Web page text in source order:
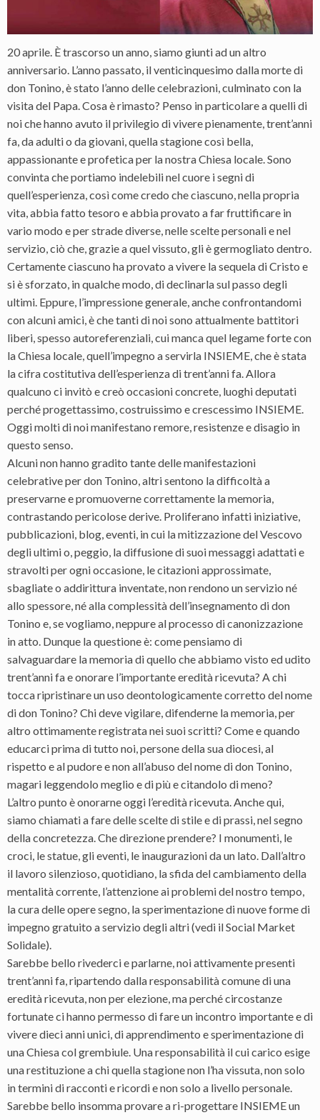
20 aprile. È trascorso un anno, siamo giunti ad un altro
anniversario. L’anno passato, il venticinquesimo dalla morte di
don Tonino, è stato l’anno delle celebrazioni, culminato con la
visita del Papa. Cosa è rimasto? Penso in particolare a quelli di
noi che hanno avuto il privilegio di vivere pienamente, trent’anni
fa, da adulti o da giovani, quella stagione così bella,
appassionante e profetica per la nostra Chiesa locale. Sono
convinta che portiamo indelebili nel cuore i segni di
quell’esperienza, così come credo che ciascuno, nella propria
vita, abbia fatto tesoro e abbia provato a far fruttificare in
vario modo e per strade diverse, nelle scelte personali e nel
servizio, ciò che, grazie a quel vissuto, gli è germogliato dentro.
Certamente ciascuno ha provato a vivere la sequela di Cristo e
si è sforzato, in qualche modo, di declinarla sul passo degli
ultimi. Eppure, l’impressione generale, anche confrontandomi
con alcuni amici, è che tanti di noi sono attualmente battitori
liberi, spesso autoreferenziali, cui manca quel legame forte con
la Chiesa locale, quell’impegno a servirla INSIEME, che è stata
la cifra costitutiva dell’esperienza di trent’anni fa. Allora
qualcuno ci invitò e creò occasioni concrete, luoghi deputati
perché progettassimo, costruissimo e crescessimo INSIEME.
Oggi molti di noi manifestano remore, resistenze e disagio in
questo senso.
Alcuni non hanno gradito tante delle manifestazioni
celebrative per don Tonino, altri sentono la difficoltà a
preservarne e promuoverne correttamente la memoria,
contrastando pericolose derive. Proliferano infatti iniziative,
pubblicazioni, blog, eventi, in cui la mitizzazione del Vescovo
degli ultimi o, peggio, la diffusione di suoi messaggi adattati e
stravolti per ogni occasione, le citazioni approssimate,
sbagliate o addirittura inventate, non rendono un servizio né
allo spessore, né alla complessità dell’insegnamento di don
Tonino e, se vogliamo, neppure al processo di canonizzazione
in atto. Dunque la questione è: come pensiamo di
salvaguardare la memoria di quello che abbiamo visto ed udito
trent’anni fa e onorare l’importante eredità ricevuta? A chi
tocca ripristinare un uso deontologicamente corretto del nome
di don Tonino? Chi deve vigilare, difenderne la memoria, per
altro ottimamente registrata nei suoi scritti? Come e quando
educarci prima di tutto noi, persone della sua diocesi, al
rispetto e al pudore e non all’abuso del nome di don Tonino,
magari leggendolo meglio e di più e citandolo di meno?
L’altro punto è onorarne oggi l’eredità ricevuta. Anche qui,
siamo chiamati a fare delle scelte di stile e di prassi, nel segno
della concretezza. Che direzione prendere? I monumenti, le
croci, le statue, gli eventi, le inaugurazioni da un lato. Dall’altro
il lavoro silenzioso, quotidiano, la sfida del cambiamento della
mentalità corrente, l’attenzione ai problemi del nostro tempo,
la cura delle opere segno, la sperimentazione di nuove forme di
impegno gratuito a servizio degli altri (vedi il Social Market
Solidale).
Sarebbe bello rivederci e parlarne, noi attivamente presenti
trent’anni fa, ripartendo dalla responsabilità comune di una
eredità ricevuta, non per elezione, ma perché circostanze
fortunate ci hanno permesso di fare un incontro importante e di
vivere dieci anni unici, di apprendimento e sperimentazione di
una Chiesa col grembiule. Una responsabilità il cui carico esige
una restituzione a chi quella stagione non l’ha vissuta, non solo
in termini di racconti e ricordi e non solo a livello personale.
Sarebbe bello insomma provare a ri-progettare INSIEME un